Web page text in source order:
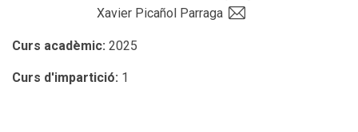
Xavier Picañol Parraga
Curs acadèmic: 2025
Curs d'impartició: 1